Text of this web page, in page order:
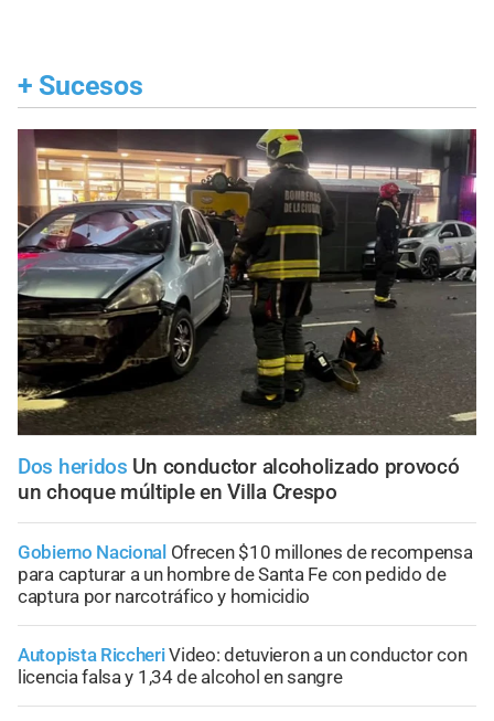
+ Sucesos
Dos heridos Un conductor alcoholizado provocó
un choque múltiple en Villa Crespo
Gobierno Nacional Ofrecen $10 millones de recompensa
para capturar a un hombre de Santa Fe con pedido de
captura por narcotráfico y homicidio
Autopista RiccheriVideo: detuvieron a un conductor con
licencia falsa y 1,34 de alcohol en sangre